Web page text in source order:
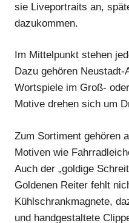
sie Liveportraits an,
dazukommen.
Im Mittelpunkt stehen
Dazu gehören
Wortspiele im Groß-
Motive drehen sich um
Zum Sortiment gehören
Motiven wie
Auch der „goldige
Goldenen Reiter fehlt
Kühlschrankmagnete,
und handgestaltete